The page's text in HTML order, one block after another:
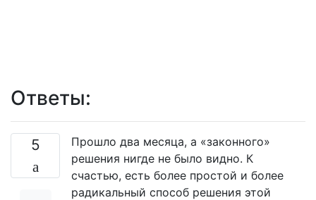
Ответы:
5
Прошло два месяца, а «законного»
решения нигде не было видно. К
счастью, есть более простой и более
радикальный способ решения этой